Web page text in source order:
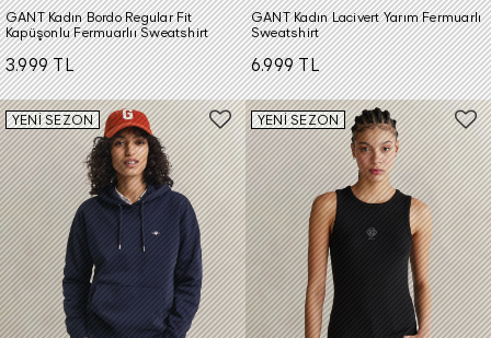
GANT Kadın Bordo Regular Fit
Kapüşonlu Fermuarlıı Sweatshirt
3.999 TL
GANT Kadın Lacivert Yarım Fermuarlı
Sweatshirt
6.999 TL
YENİ SEZON YENİ SEZON